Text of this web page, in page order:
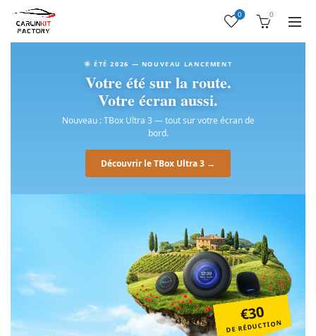
0 0
🌞 ÉTÉ 2026 — NOUVEAU LANCEMENT
Votre été sur la route.
Votre écran aussi.
Nouveau : TBox Ultra 3 — tout sur votre écran de
bord.
Découvrir le TBox Ultra 3 →
€30
DE RÉDUCTION